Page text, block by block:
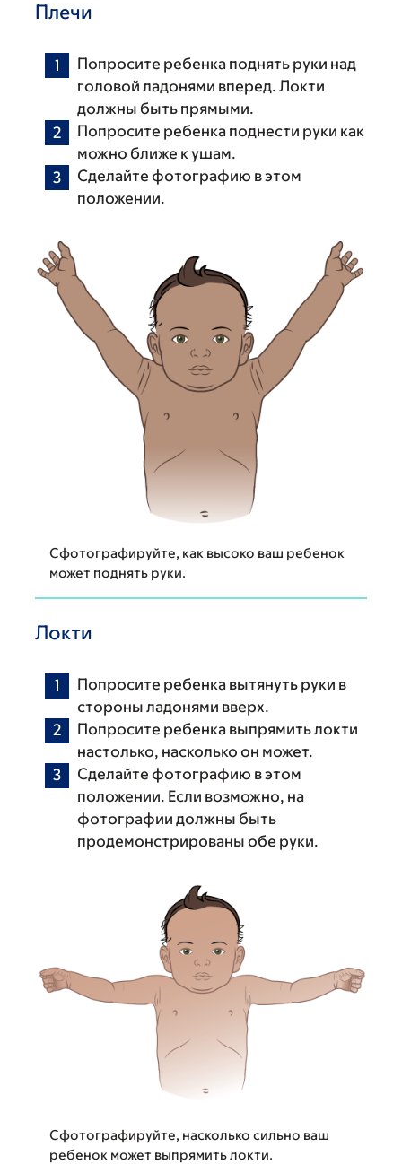
Плечи
Попросите ребенка поднять руки над
головой ладонями вперед. Локти
должны быть прямыми.
Попросите ребенка поднести руки как
можно ближе к ушам.
Сделайте фотографию в этом
положении.
Сфотографируйте, как высоко ваш ребенок
может поднять руки.
Локти
Попросите ребенка вытянуть руки в
стороны ладонями вверх.
Попросите ребенка выпрямить локти
настолько, насколько он может.
Сделайте фотографию в этом
положении. Если возможно, на
фотографии должны быть
продемонстрированы обе руки.
Сфотографируйте, насколько сильно ваш
ребенок может выпрямить локти.